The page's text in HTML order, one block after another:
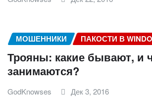
МОШЕННИКИ ПАКОСТИ В
Трояны: какие бывают, и
занимаются?
GodKnowses Дек 3, 2016